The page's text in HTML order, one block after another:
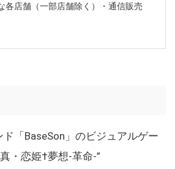
店舗（一部店舗除く）・通信販売
「BaseSon」のビジュアルゲー
・恋姫†夢想-革命-”